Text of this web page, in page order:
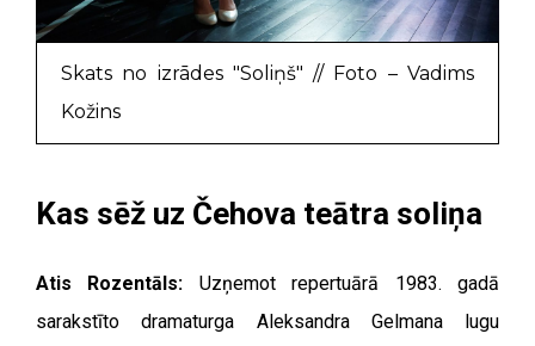
Skats no izrādes "Soliņš" // Foto – Vadims
Kožins
Kas sēž uz Čehova teātra soliņa
Atis Rozentāls: Uzņemot repertuārā 1983. gadā
sarakstīto dramaturga Aleksandra Gelmana lugu